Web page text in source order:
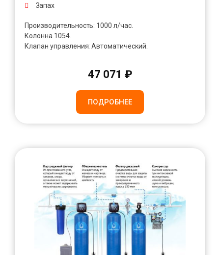
Запах
Производительность: 1000 л/час.
Колонна 1054.
Клапан управления: Автоматический.
47 071 ₽
ПОДРОБНЕЕ